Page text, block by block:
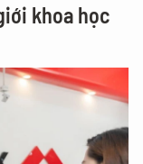
khoa học